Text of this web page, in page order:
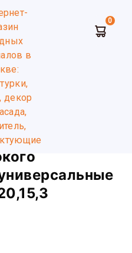
0
проникновения
3 15 20